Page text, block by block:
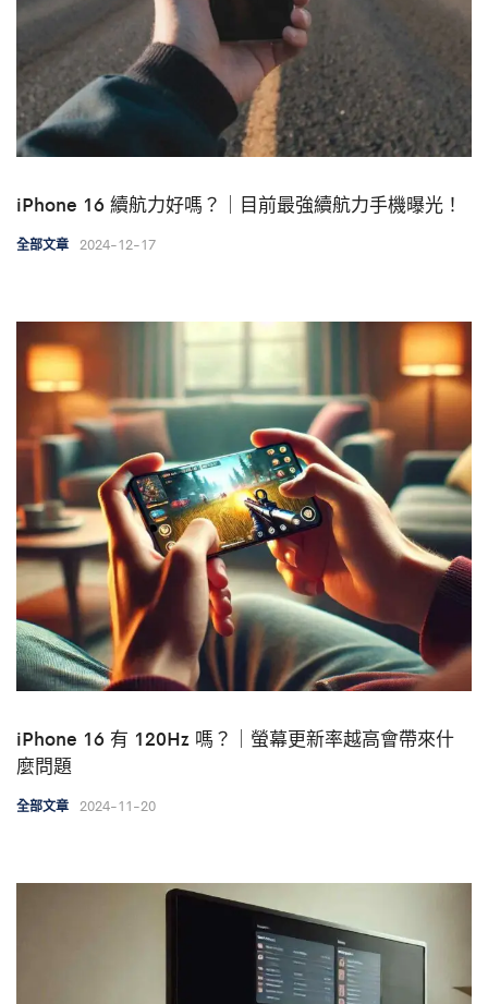
iPhone 16 續航力好嗎？｜目前最強續航力手機曝光！
全部文章 2024-12-17
iPhone 16 有 120Hz 嗎？｜螢幕更新率越高會帶來什
麼問題
全部文章 2024-11-20